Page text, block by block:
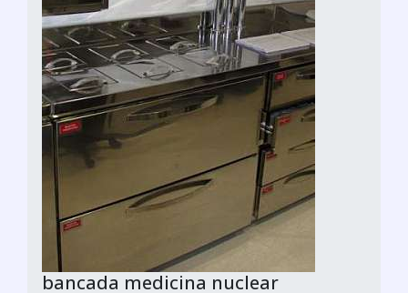
bancada medicina nuclear